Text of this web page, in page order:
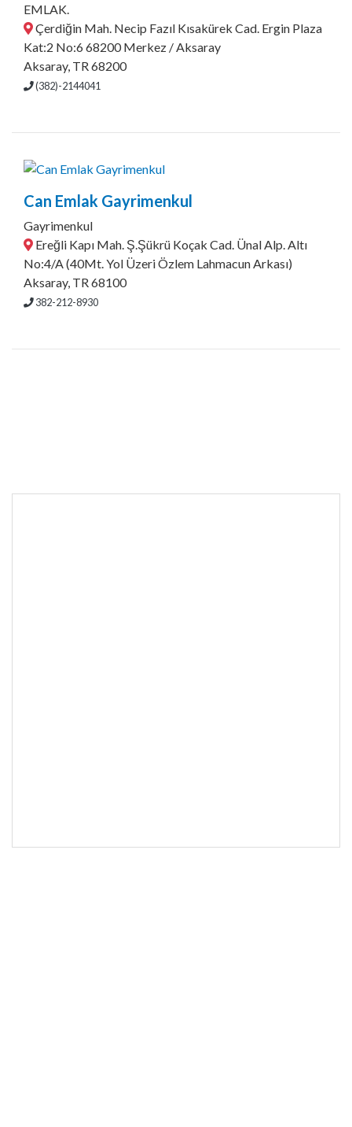
EMLAK.
Çerdiğin Mah. Necip Fazıl Kısakürek Cad. Ergin Plaza
Kat:2 No:6 68200 Merkez / Aksaray
Aksaray, TR 68200
(382)-2144041
Can Emlak Gayrimenkul
Gayrimenkul
Ereğli Kapı Mah. Ş.Şükrü Koçak Cad. Ünal Alp. Altı
No:4/A (40Mt. Yol Üzeri Özlem Lahmacun Arkası)
Aksaray, TR 68100
382-212-8930